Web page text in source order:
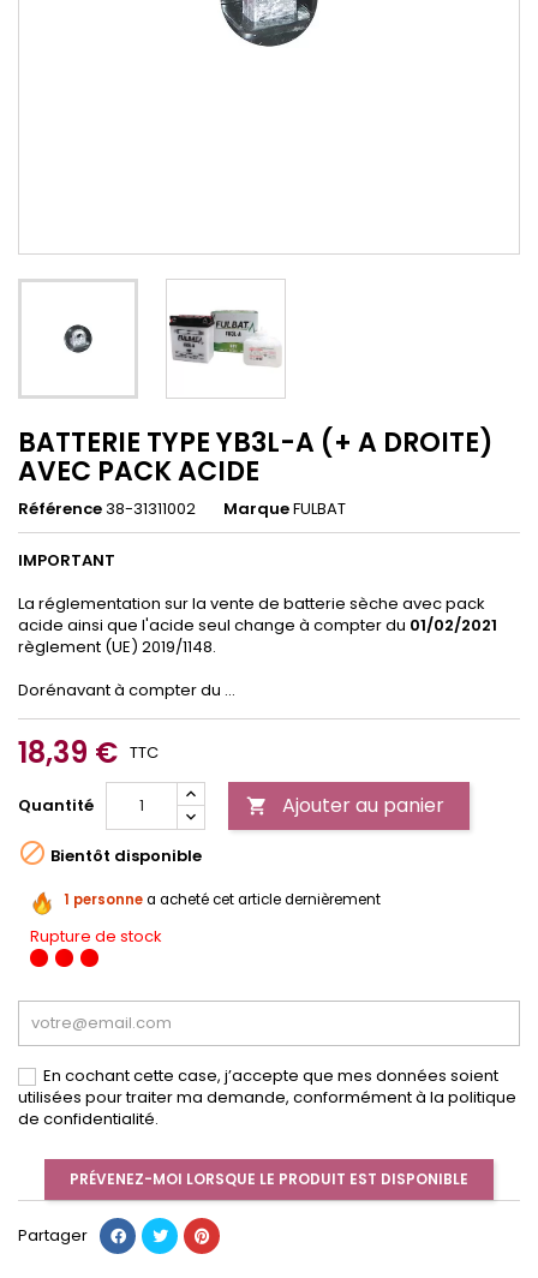
BATTERIE TYPE YB3L-A (+ A DROITE)
AVEC PACK ACIDE
Référence38-31311002 MarqueFULBAT
IMPORTANT
La réglementation sur la vente de batterie sèche avec pack
acide ainsi que l'acide seul change à compter du 01/02/2021
règlement (UE) 2019/1148.
Dorénavant à compter du ...
18,39 € TTC
Quantité  Ajouter au panier
 Bientôt disponible
1 personnea acheté cet article dernièrement
Rupture de stock
En cochant cette case, j’accepte que mes données soient
utilisées pour traiter ma demande, conformément à la politique
de confidentialité.
PRÉVENEZ-MOI LORSQUE LE PRODUIT EST DISPONIBLE
Partager